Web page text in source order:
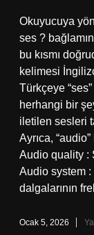
Okuyucuya
ses ?
bu kısmı
kelimesi
Türkçeye
herhangi bir
iletilen sesleri
Ayrıca,
Audio quality :
Audio system
dalgalarının
Ocak 5, 2026